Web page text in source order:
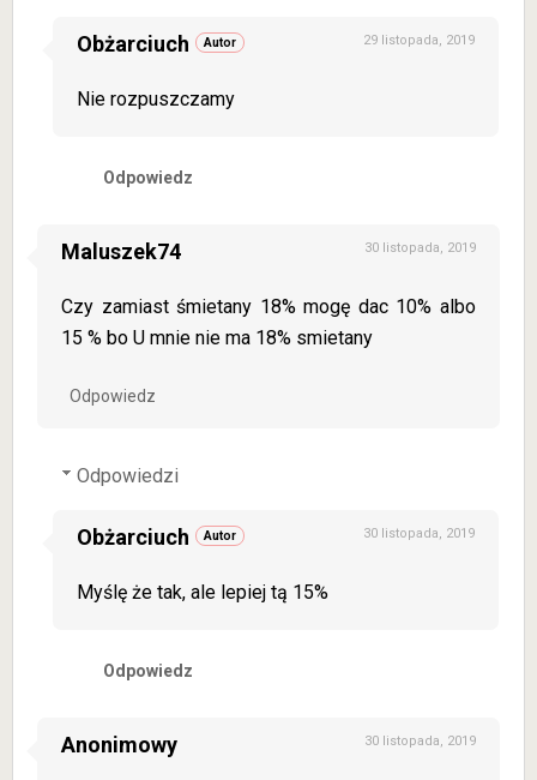
Obżarciuch 29 listopada, 2019
Nie rozpuszczamy
Odpowiedz
Maluszek74 30 listopada, 2019
Czy zamiast śmietany 18% mogę dac 10% albo
15 % bo U mnie nie ma 18% smietany
Odpowiedz
Odpowiedzi
Obżarciuch 30 listopada, 2019
Myślę że tak, ale lepiej tą 15%
Odpowiedz
Anonimowy 30 listopada, 2019